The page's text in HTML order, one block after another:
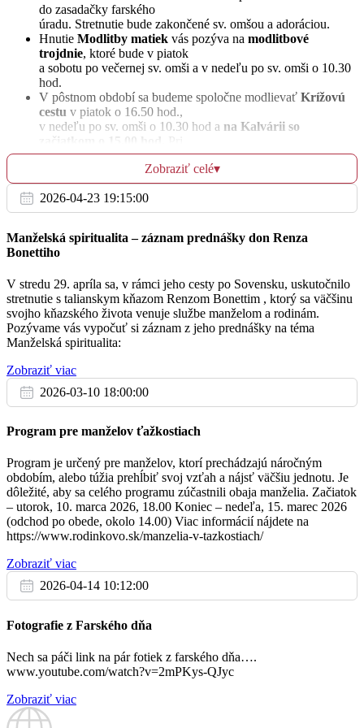
St
22.3.
07:00
Na poďakovanie za 70.rokov života Eleny a za
zdravie a Božiu pomoc pre rodinu
+Jozef Fekiač, 45.výr., manželka Anna, Peter
Chlebničan a za zdravie a Božiu pomoc rodine
Št
23.3.
07:00
+manžel a rodičia z oboch strán
Karmel
17:30
24.3.
07:00
Na poďakovanie za 45.rokov života dcéry Adriány
Karmel
17:30
So
Za zdravie a Božiu pomoc pre sestru Gabrielu a jej
Karmel
do zasadačky farského
úradu. Stretnutie bude zakončené sv. omšou a adoráciou.
Hnutie Modlitby matiek vás pozýva na modlitbové
trojdnie, ktoré bude v piatok
a sobotu po večernej sv. omši a v nedeľu po sv. omši o 10.30
hod.
V pôstnom období sa budeme spoločne modlievať Krížovú
cestu v piatok o 16.50 hod.,
v nedeľu po sv. omši o 10.30 hod a na Kalvárii so
začiatkom o 15.00 hod.
Pri
spoločnej modlitbe Krížovej cesty môžeme za obvyklých
podmienok získať úplné
odpustky. V dnešnú nedeľu o 15.00 hod. sa pobožnosť
krížovej cesty budú modliť deti
z našej farnosti. Srdečne vás všetkých,a osobitne
túto pobožnosť pozývame.
Vo štvrtok o 18.30 hod. bude vo fare
/045 54 55 243/
zapísať úmysel sv. omše na mesiac apríl, ktorá sa bude
slúžiť vo farskom kostole.
V kláštore si sv. omšu môžete dať zapísať u sestry Moniky
alebo Ľubice. V čase od 8.00
príležitosti 1.výročia úmrtia
a z príležitosti životných jubileí. Po deviatej hodine budeme
zapísovať ostatné úmysly.
kresťanom a vojnovým
Na budúcu nedeľu samení čas.Hodiny sa posúvajú o hodinu
dopredu.
Srdečne pozývame nanácvik spevokolu, ktorý bude v
sobotu o 15.00 hod. v kostole.
Budú sa nacvičovať piesne Kvetnej nedele a Veľkonočného
trojdnia, ktoré budú
žena i mládežníci. Teší sa
na Vás organista Janko Juriga.
dekan-farár
Zobraziť celé▾
2026-04-23 19:15:00
Manželská spiritualita – záznam prednášky don Renza
Bonettiho
V stredu 29. apríla sa, v rámci jeho cesty po Sovensku, uskutočnilo
stretnutie s talianskym kňazom Renzom Bonettim , ktorý sa väčšinu
svojho kňazského života venuje službe manželom a rodinám.
Pozývame vás vypočuť si záznam z jeho prednášky na téma
Manželská spiritualita:
Zobraziť viac
2026-03-10 18:00:00
Program pre manželov ťažkostiach
Program je určený pre manželov, ktorí prechádzajú náročným
obdobím, alebo túžia prehĺbiť svoj vzťah a nájsť väčšiu jednotu. Je
dôležité, aby sa celého programu zúčastnili obaja manželia. Začiatok
– utorok, 10. marca 2026, 18.00 Koniec – nedeľa, 15. marec 2026
(odchod po obede, okolo 14.00) Viac informácií nájdete na
https://www.rodinkovo.sk/manzelia-v-tazkostiach/
Zobraziť viac
2026-04-14 10:12:00
Fotografie z Farského dňa
Nech sa páči link na pár fotiek z farského dňa….
www.youtube.com/watch?v=2mPKys-QJyc
Zobraziť viac